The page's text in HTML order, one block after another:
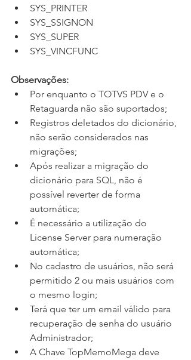
SYS_PRINTER
SYS_SSIGNON
SYS_SUPER
SYS_VINCFUNC
Observações:
Por enquanto o TOTVS PDV e o
Retaguarda não são suportados;
Registros deletados do dicionário,
não serão considerados nas
migrações;
Após realizar a migração do
dicionário para SQL, não é
possível reverter de forma
automática;
É necessário a utilização do
License Server para numeração
automática;
No cadastro de usuários, não será
permitido 2 ou mais usuários com
o mesmo login;
Terá que ter um email válido para
recuperação de senha do usuário
Administrador;
A Chave TopMemoMega deve